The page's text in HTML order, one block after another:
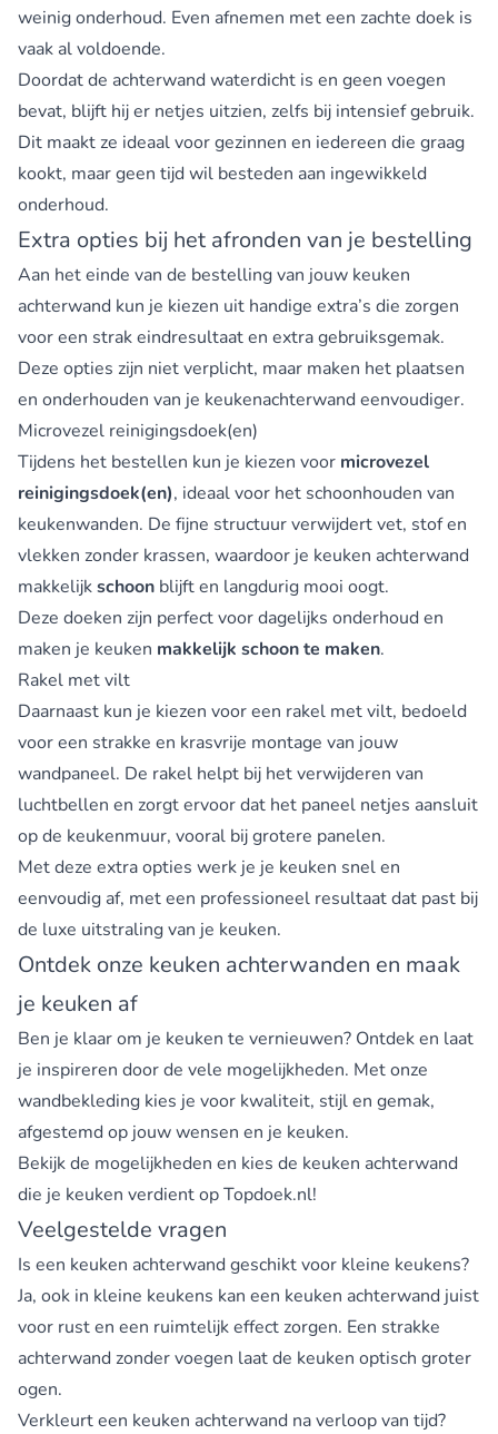
weinig onderhoud. Even afnemen met een zachte doek is
vaak al voldoende.
Doordat de achterwand waterdicht is en geen voegen
bevat, blijft hij er netjes uitzien, zelfs bij intensief gebruik.
Dit maakt ze ideaal voor gezinnen en iedereen die graag
kookt, maar geen tijd wil besteden aan ingewikkeld
onderhoud.
Extra opties bij het afronden van je bestelling
Aan het einde van de bestelling van jouw keuken
achterwand kun je kiezen uit handige extra’s die zorgen
voor een strak eindresultaat en extra gebruiksgemak.
Deze opties zijn niet verplicht, maar maken het plaatsen
en onderhouden van je keukenachterwand eenvoudiger.
Microvezel reinigingsdoek(en)
Tijdens het bestellen kun je kiezen voor microvezel
reinigingsdoek(en), ideaal voor het schoonhouden van
keukenwanden. De fijne structuur verwijdert vet, stof en
vlekken zonder krassen, waardoor je keuken achterwand
makkelijkschoon blijft en langdurig mooi oogt.
Deze doeken zijn perfect voor dagelijks onderhoud en
maken je keuken makkelijk schoon te maken.
Rakel met vilt
Daarnaast kun je kiezen voor een rakel met vilt, bedoeld
voor een strakke en krasvrije montage van jouw
wandpaneel. De rakel helpt bij het verwijderen van
luchtbellen en zorgt ervoor dat het paneel netjes aansluit
op de keukenmuur, vooral bij grotere panelen.
Met deze extra opties werk je je keuken snel en
eenvoudig af, met een professioneel resultaat dat past bij
de luxe uitstraling van je keuken.
Ontdek onze keuken achterwanden en maak
je keuken af
Ben je klaar om je keuken te vernieuwen? Ontdek en laat
je inspireren door de vele mogelijkheden. Met onze
wandbekleding kies je voor kwaliteit, stijl en gemak,
afgestemd op jouw wensen en je keuken.
Bekijk de mogelijkheden en kies de keuken achterwand
die je keuken verdient opTopdoek.nl!
Veelgestelde vragen
Is een keuken achterwand geschikt voor kleine keukens?
Ja, ook in kleine keukens kan een keuken achterwand juist
voor rust en een ruimtelijk effect zorgen. Een strakke
achterwand zonder voegen laat de keuken optisch groter
ogen.
Verkleurt een keuken achterwand na verloop van tijd?